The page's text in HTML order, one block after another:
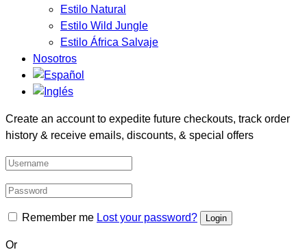
Estilo Natural
Estilo Wild Jungle
Estilo África Salvaje
Nosotros
Create an account to expedite future checkouts, track order
history & receive emails, discounts, & special offers
Remember me Lost your password?
Or